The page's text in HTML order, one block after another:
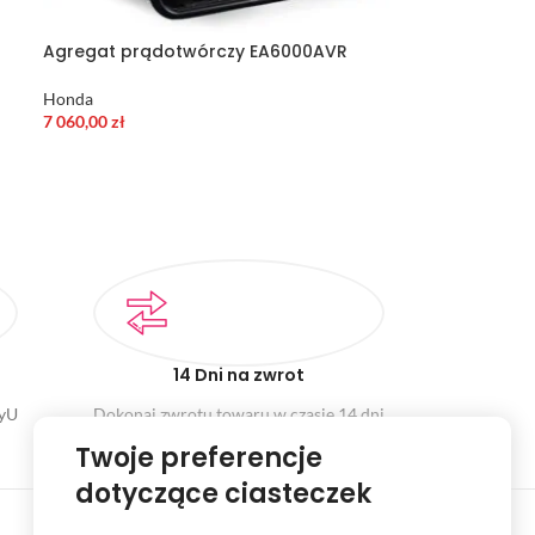
Agregat prądotwórczy EA6000AVR
Honda
7 060,00zł
14 Dni na zwrot
Dokonaj zwrotu towaru w czasie 14 dni
Twoje preferencje
dotyczące ciasteczek